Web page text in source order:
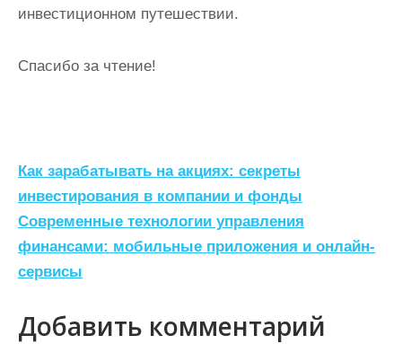
инвестиционном путешествии.
Спасибо за чтение!
Н
а
в
и
а
Как зарабатывать на акциях: секреты
инвестирования в компании и фонды
Современные технологии управления
финансами: мобильные приложения и онлайн-
сервисы
Добавить комментарий